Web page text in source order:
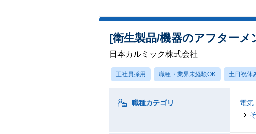
[衛生製品/機器のアフター
日本カルミック株式会社
正社員採用 職種・業界未経験OK 土日祝休
職種カテゴリ 電気